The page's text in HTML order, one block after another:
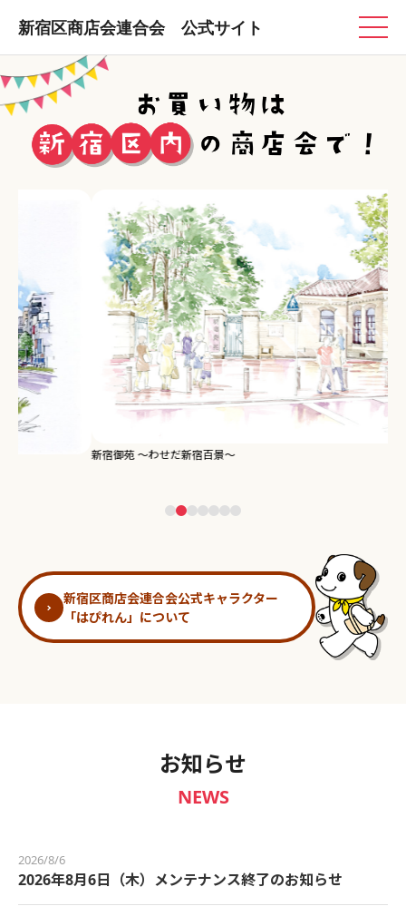
新宿区商店会連合会 公式サイト
新宿御苑 ～わせだ新宿百景～
新宿区商店会連合会公式キャラクター
「はぴれん」について
お知らせ
NEWS
2026/8/6
2026年8月6日（木）メンテナンス終了のお知らせ